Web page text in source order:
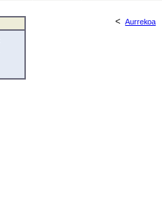
<Aurrekoa